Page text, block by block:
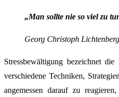
„Man sollte nie so viel zu
Georg Christoph Lichtenberg
Stressbewältigung bezeichnet
verschiedene Techniken,
angemessen darauf zu